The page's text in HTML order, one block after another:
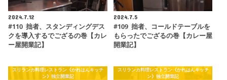
2024.7.12
#110 拙者、スタンディングデス
クを導入するでござるの巻【カレ
ー屋開業記】
2024.7.5
#109 拙者、コールドテーブルを
もらったでござるの巻【カレー屋
開業記】
スリランカ料理レストラン《かれはんキッチ
ン》独立開業記
スリランカ料理レストラン《かれはんキッチ
ン》独立開業記